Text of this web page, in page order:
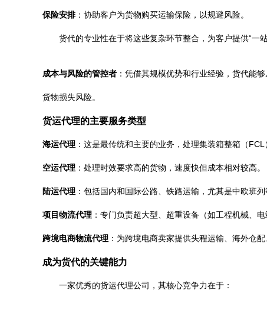
保险安排：协助客户为货物购买运输保险，以规避风险。
货代的专业性在于将这些复杂环节整合，为客户提供“一
成本与风险的管控者 ：凭借其规模优势和行业经验，货代能
货物损失风险。
货运代理的主要服务类型
海运代理 ：这是最传统和主要的业务，处理集装箱整箱（FCL
空运代理 ：处理时效要求高的货物，速度快但成本相对较高。
陆运代理 ：包括国内和国际公路、铁路运输，尤其是中欧班
项目物流代理 ：专门负责超大型、超重设备（如工程机械、电
跨境电商物流代理 ：为跨境电商卖家提供头程运输、海外仓
成为货代的关键能力
一家优秀的货运代理公司，其核心竞争力在于：